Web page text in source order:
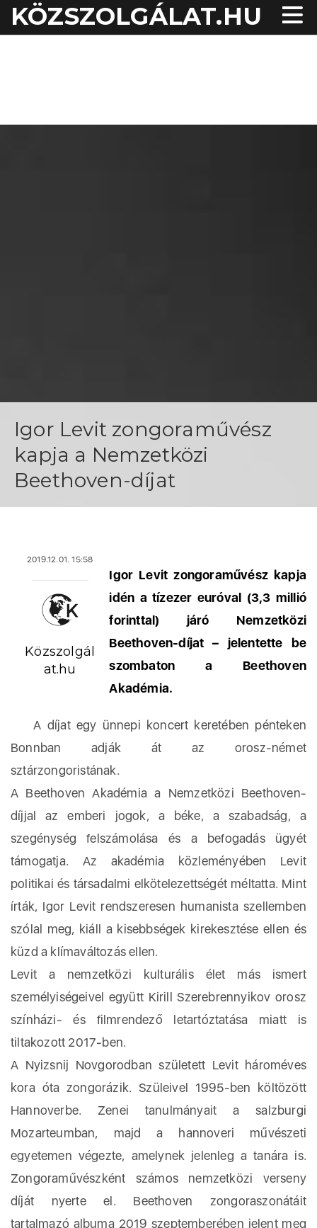
KÖZSZOLGÁLAT.HU
Igor Levit zongoraművész
kapja a Nemzetközi
Beethoven-díjat
2019.12.01. 15:58
Közszolgál
at.hu
Igor Levit zongoraművész kapja
idén a tízezer euróval (3,3 millió
forinttal) járó Nemzetközi
Beethoven-díjat – jelentette be
szombaton a Beethoven
Akadémia.
A díjat egy ünnepi koncert keretében pénteken
Bonnban adják át az orosz-német
sztárzongoristának.
A Beethoven Akadémia a Nemzetközi Beethoven-
díjjal az emberi jogok, a béke, a szabadság, a
szegénység felszámolása és a befogadás ügyét
támogatja. Az akadémia közleményében Levit
politikai és társadalmi elkötelezettségét méltatta. Mint
írták, Igor Levit rendszeresen humanista szellemben
szólal meg, kiáll a kisebbségek kirekesztése ellen és
küzd a klímaváltozás ellen.
Levit a nemzetközi kulturális élet más ismert
személyiségeivel együtt Kirill Szerebrennyikov orosz
színházi- és filmrendező letartóztatása miatt is
tiltakozott 2017-ben.
A Nyizsnij Novgorodban született Levit hároméves
kora óta zongorázik. Szüleivel 1995-ben költözött
Hannoverbe. Zenei tanulmányait a salzburgi
Mozarteumban, majd a hannoveri művészeti
egyetemen végezte, amelynek jelenleg a tanára is.
Zongoraművészként számos nemzetközi verseny
díját nyerte el. Beethoven zongoraszonátáit
tartalmazó albuma 2019 szeptemberében jelent meg